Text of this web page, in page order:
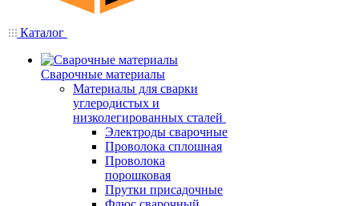
Каталог
Сварочные материалы
Материалы для сварки
углеродистых и
низколегированных сталей
Электроды сварочные
Проволока сплошная
Проволока
порошковая
Прутки присадочные